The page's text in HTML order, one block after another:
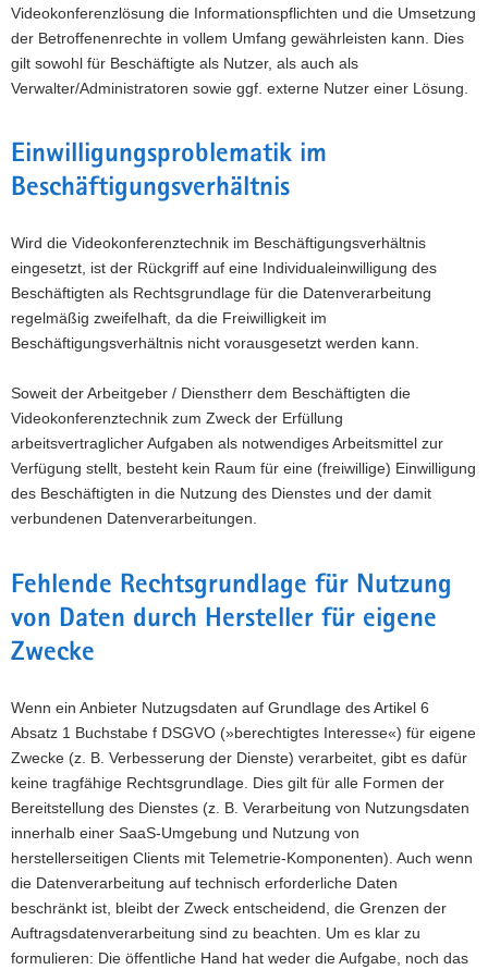
Videokonferenzlösung die Informationspflichten und die Umsetzung
der Betroffenenrechte in vollem Umfang gewährleisten kann. Dies
gilt sowohl für Beschäftigte als Nutzer, als auch als
Verwalter/Administratoren sowie ggf. externe Nutzer einer Lösung.
Einwilligungsproblematik im
Beschäftigungsverhältnis
Wird die Videokonferenztechnik im Beschäftigungsverhältnis
eingesetzt, ist der Rückgriff auf eine Individualeinwilligung des
Beschäftigten als Rechtsgrundlage für die Datenverarbeitung
regelmäßig zweifelhaft, da die Freiwilligkeit im
Beschäftigungsverhältnis nicht vorausgesetzt werden kann.
Soweit der Arbeitgeber / Dienstherr dem Beschäftigten die
Videokonferenztechnik zum Zweck der Erfüllung
arbeitsvertraglicher Aufgaben als notwendiges Arbeitsmittel zur
Verfügung stellt, besteht kein Raum für eine (freiwillige) Einwilligung
des Beschäftigten in die Nutzung des Dienstes und der damit
verbundenen Datenverarbeitungen.
Fehlende Rechtsgrundlage für Nutzung
von Daten durch Hersteller für eigene
Zwecke
Wenn ein Anbieter Nutzugsdaten auf Grundlage des Artikel 6
Absatz 1 Buchstabe f DSGVO (»berechtigtes Interesse«) für eigene
Zwecke (z. B. Verbesserung der Dienste) verarbeitet, gibt es dafür
keine tragfähige Rechtsgrundlage. Dies gilt für alle Formen der
Bereitstellung des Dienstes (z. B. Verarbeitung von Nutzungsdaten
innerhalb einer SaaS-Umgebung und Nutzung von
herstellerseitigen Clients mit Telemetrie-Komponenten). Auch wenn
die Datenverarbeitung auf technisch erforderliche Daten
beschränkt ist, bleibt der Zweck entscheidend, die Grenzen der
Auftragsdatenverarbeitung sind zu beachten. Um es klar zu
formulieren: Die öffentliche Hand hat weder die Aufgabe, noch das